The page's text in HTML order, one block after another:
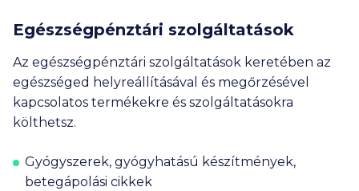
Egészségpénztári szolgáltatások
Az egészségpénztári szolgáltatások keretében az
egészséged helyreállításával és megőrzésével
kapcsolatos termékekre és szolgáltatásokra
költhetsz.
Gyógyszerek, gyógyhatású készítmények,
betegápolási cikkek